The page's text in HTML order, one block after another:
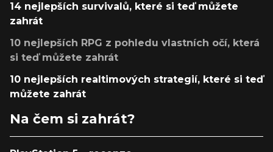
14 nejlepších survivalů, které si teď můžete
zahrát
10 nejlepších RPG z pohledu vlastních očí, která
si teď můžete zahrát
10 nejlepších realtimových strategií, které si teď
můžete zahrát
Na čem si zahrát?